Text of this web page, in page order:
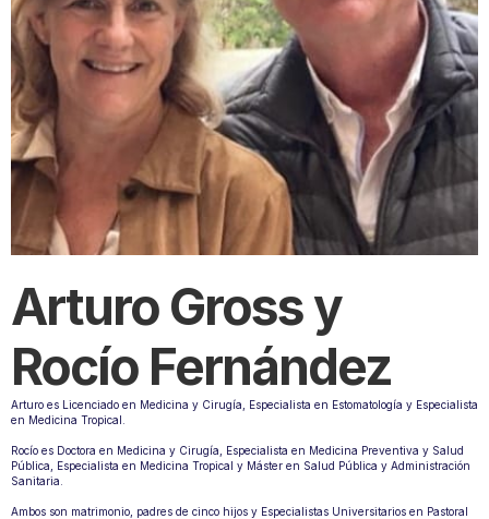
Arturo Gross y
Rocío Fernández
Arturo es Licenciado en Medicina y Cirugía, Especialista en Estomatología y Especialista
en Medicina Tropical.
Rocío es Doctora en Medicina y Cirugía, Especialista en Medicina Preventiva y Salud
Pública, Especialista en Medicina Tropical y Máster en Salud Pública y Administración
Sanitaria.
Ambos son matrimonio, padres de cinco hijos y Especialistas Universitarios en Pastoral